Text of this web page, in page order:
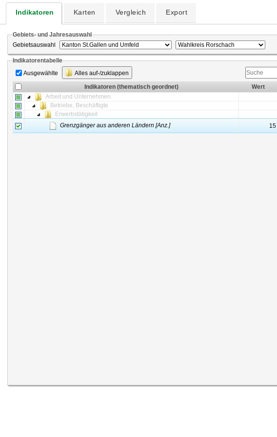
Indikatoren Karten Vergleich Export
Gebiets- und Jahresauswahl
Gebietsauswahl
Indikatorentabelle
Ausgewählte
Alles auf-/zuklappen
Indikatoren (thematisch geordnet) Wert
Arbeit und Unternehmen
Betriebe, Beschäftigte
Erwerbstätigkeit
Grenzgänger aus anderen Ländern [Anz.]
15